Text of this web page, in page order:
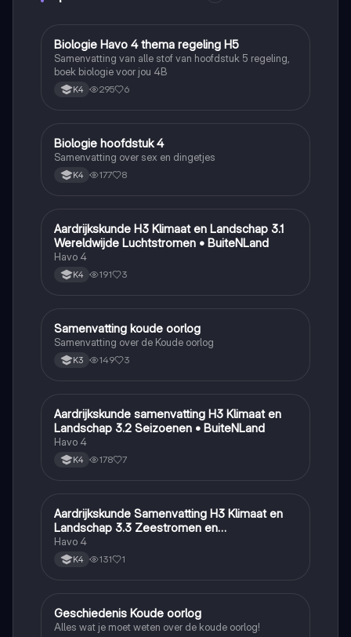
Biologie
Biologie Havo 4 thema regeling H5
Samenvatting van alle stof van hoofdstuk 5 regeling,
boek biologie voor jou 4B
K4 295 6
Biologie
Biologie hoofdstuk 4
Samenvatting over sex en dingetjes
K4 177 8
Aardrijkskunde
Aardrijkskunde H3 Klimaat en Landschap 3.1
Wereldwijde Luchtstromen • BuiteNLand
Havo 4
K4 191 3
Geschiedenis
Samenvatting koude oorlog
Samenvatting over de Koude oorlog
K3 149 3
Aardrijkskunde
Aardrijkskunde samenvatting H3 Klimaat en
Landschap 3.2 Seizoenen • BuiteNLand
Havo 4
K4 178 7
Aardrijkskunde
Aardrijkskunde Samenvatting H3 Klimaat en
Landschap 3.3 Zeestromen en
Klimaatgebieden • BuiteNLand
Havo 4
K4 131 1
Geschiedenis
Geschiedenis Koude oorlog
Alles wat je moet weten over de koude oorlog!